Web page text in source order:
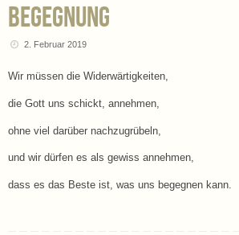
Begegnung
2. Februar 2019
Wir müssen die Widerwärtigkeiten,
die Gott uns schickt, annehmen,
ohne viel darüber nachzugrübeln,
und wir dürfen es als gewiss annehmen,
dass es das Beste ist, was uns begegnen kann.